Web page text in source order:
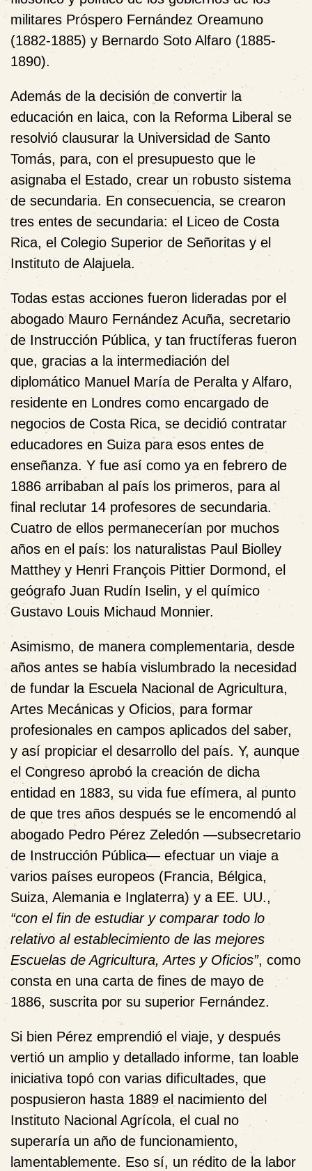
militares Próspero Fernández Oreamuno
(1882-1885) y Bernardo Soto Alfaro (1885-
1890).
Además de la decisión de convertir la
educación en laica, con la Reforma Liberal se
resolvió clausurar la Universidad de Santo
Tomás, para, con el presupuesto que le
asignaba el Estado, crear un robusto sistema
de secundaria. En consecuencia, se crearon
tres entes de secundaria: el Liceo de Costa
Rica, el Colegio Superior de Señoritas y el
Instituto de Alajuela.
Todas estas acciones fueron lideradas por el
abogadoMauro Fernández Acuña, secretario
de Instrucción Pública, y tan fructíferas fueron
que, gracias a la intermediación del
diplomático Manuel María de Peralta y Alfaro,
residente en Londres como encargado de
negocios de Costa Rica, se decidió contratar
educadores en Suiza para esos entes de
enseñanza. Y fue así como ya en febrero de
1886 arribaban al país los primeros, para al
final reclutar 14 profesores de secundaria.
Cuatro de ellos permanecerían por muchos
años en el país: los naturalistas Paul Biolley
Matthey y Henri François Pittier Dormond, el
geógrafo Juan Rudín Iselin, y el químico
Gustavo Louis Michaud Monnier.
Asimismo, de manera complementaria, desde
años antes se había vislumbrado la necesidad
de fundar la Escuela Nacional de Agricultura,
Artes Mecánicas y Oficios, para formar
profesionales en campos aplicados del saber,
y así propiciar el desarrollo del país. Y, aunque
el Congreso aprobó la creación de dicha
entidad en 1883, su vida fue efímera, al punto
de que tres años después se le encomendó al
abogado Pedro Pérez Zeledón —subsecretario
de Instrucción Pública— efectuar un viaje a
varios países europeos (Francia, Bélgica,
Suiza, Alemania e Inglaterra) y a EE. UU.,
“con el fin de estudiar y comparar todo lo
relativo al establecimiento de las mejores
Escuelas de Agricultura, Artes y Oficios”, como
consta en una carta de fines de mayo de
1886, suscrita por su superior Fernández.
Si bien Pérez emprendió el viaje, y después
vertió un amplio y detallado informe, tan loable
iniciativa topó con varias dificultades, que
pospusieron hasta 1889el nacimiento del
Instituto Nacional Agrícola, el cual no
superaría un año de funcionamiento,
lamentablemente. Eso sí, un rédito de la labor